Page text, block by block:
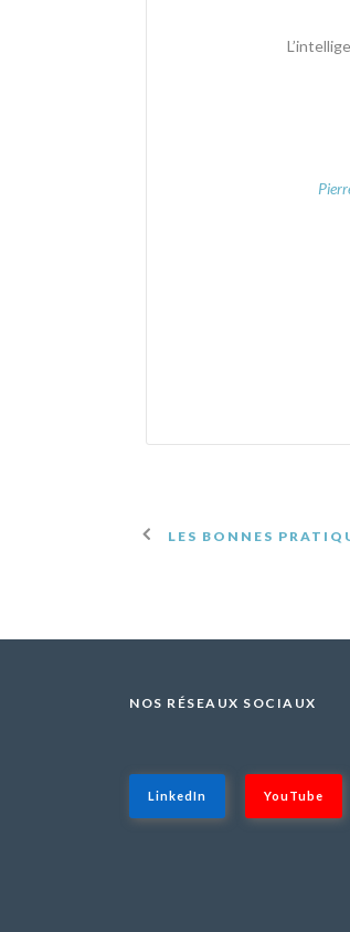
LES BONNES
NOS RÉSEAUX SOCIAUX
LinkedIn YouTube